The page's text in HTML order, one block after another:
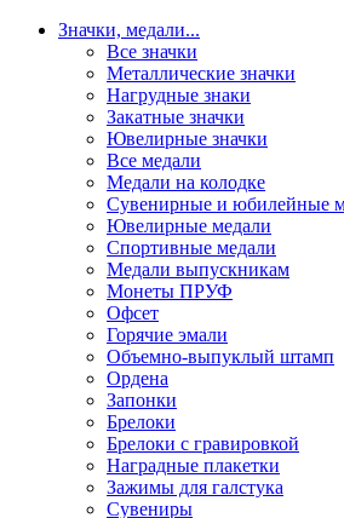
Значки, медали...
Все значки
Металлические значки
Нагрудные знаки
Закатные значки
Ювелирные значки
Все медали
Медали на колодке
Сувенирные и юбилейные
Ювелирные медали
Спортивные медали
Медали выпускникам
Монеты ПРУФ
Офсет
Горячие эмали
Объемно-выпуклый штамп
Ордена
Запонки
Брелоки
Брелоки с гравировкой
Наградные плакетки
Зажимы для галстука
Сувениры